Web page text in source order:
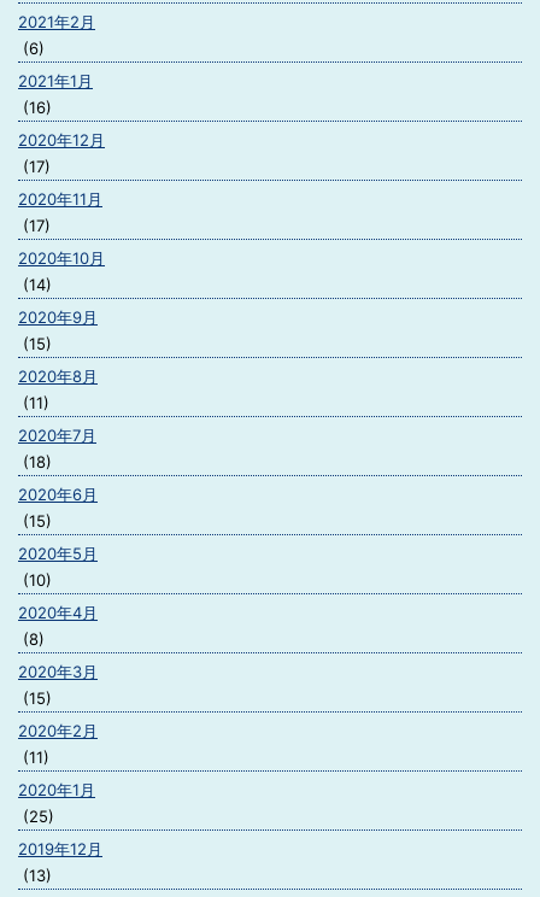
2021年2月
(6)
2021年1月
(16)
2020年12月
(17)
2020年11月
(17)
2020年10月
(14)
2020年9月
(15)
2020年8月
(11)
2020年7月
(18)
2020年6月
(15)
2020年5月
(10)
2020年4月
(8)
2020年3月
(15)
2020年2月
(11)
2020年1月
(25)
2019年12月
(13)